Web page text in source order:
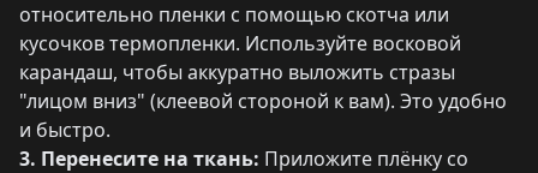
относительно пленки с помощью скотча или
кусочков термопленки. Используйте восковой
карандаш, чтобы аккуратно выложить стразы
"лицом вниз" (клеевой стороной к вам). Это удобно
и быстро.
3. Перенесите на ткань: Приложите плёнку со